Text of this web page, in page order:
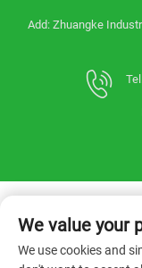
Add: Zhuangke
We value your
We use cookies and